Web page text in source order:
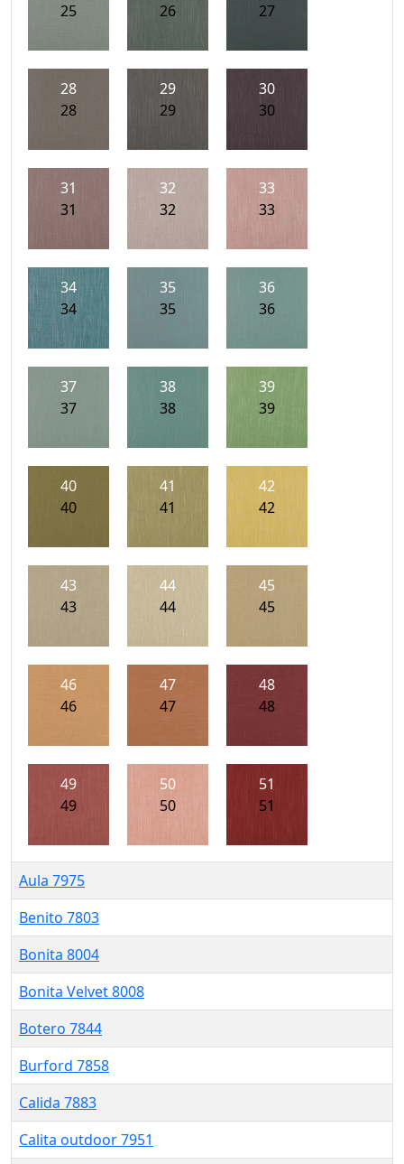
25
26
27
28
28
29
29
30
30
31
31
32
32
33
33
34
34
35
35
36
36
37
37
38
38
39
39
40
40
41
41
42
42
43
43
44
44
45
45
46
46
47
47
48
48
49
49
50
50
51
51
Aula 7975
Benito 7803
Bonita 8004
Bonita Velvet 8008
Botero 7844
Burford 7858
Calida 7883
Calita outdoor 7951